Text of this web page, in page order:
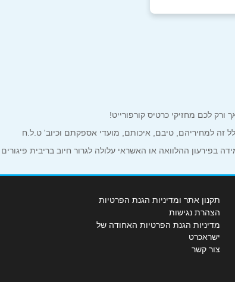
זה למחיריהם, טיבם, איכותם, מועדי אספקתם וכיוב' ט.ל.ח
ההלוואה או האשראי עלולה לגרור חיוב בריבית פיגורים
תקנון אתר ומדיניות הגנת הפרטיות
הצהרת נגישות
מדיניות הגנת הפרטיות האחודה של
ישראכרט
צור קשר